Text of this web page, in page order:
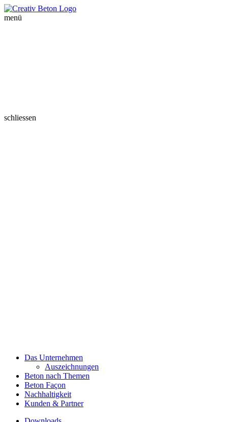
menü
schliessen
Das Unternehmen
Auszeichnungen
Beton nach Themen
Beton Façon
Nachhaltigkeit
Kunden & Partner